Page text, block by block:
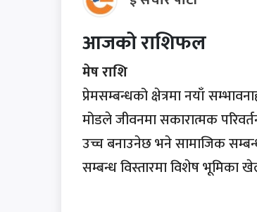
आजको राशिफल
मेष राशि
प्रेमसम्बन्धको क्षेत्रमा नयाँ
मोडले जीवनमा सकारात्मक
उच्च बनाउनेछ भने सामाजिक
सम्बन्ध विस्तारमा विशेष भूमिका